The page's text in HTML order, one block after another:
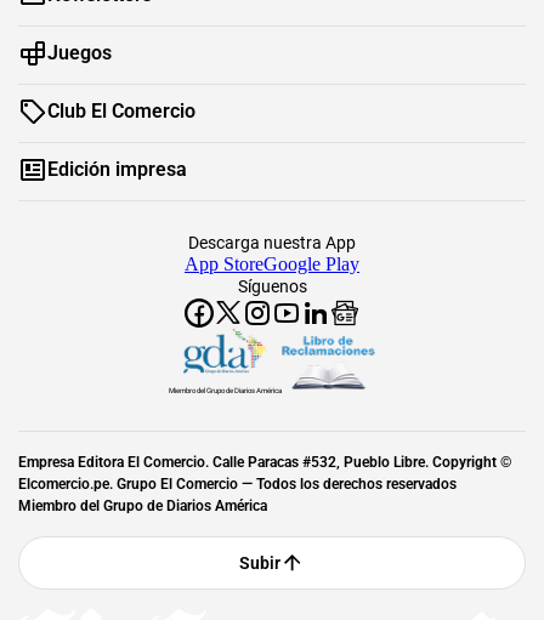
Juegos
Club El Comercio
Edición impresa
Síguenos
Descarga nuestra App
App StoreGoogle Play
Miembro del Grupo de Diarios América
Empresa Editora El Comercio. Calle Paracas #532, Pueblo Libre. Copyright ©
Elcomercio.pe. Grupo El Comercio — Todos los derechos reservados
Miembro del Grupo de Diarios América
Subir